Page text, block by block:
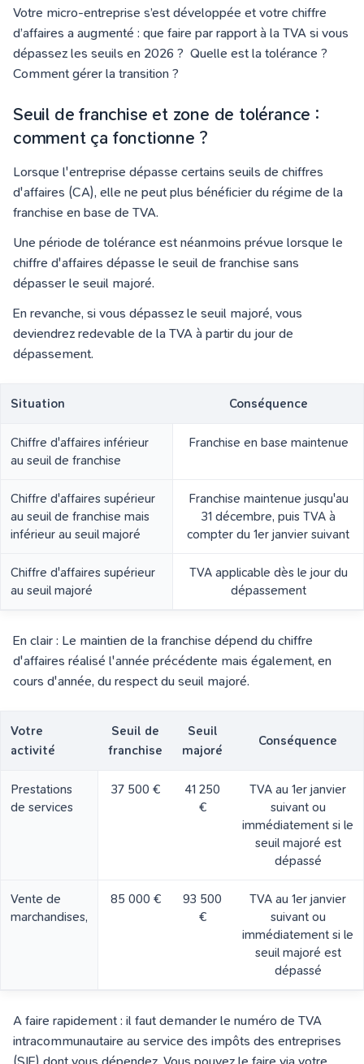
Votre micro-entreprise s’est développée et votre chiffre
d’affaires a augmenté : que faire par rapport à la TVA si vous
dépassez les seuils en 2026 ? Quelle est la tolérance ?
Comment gérer la transition ?
Seuil de franchise et zone de tolérance :
comment ça fonctionne ?
Lorsque l'entreprise dépasse certains seuils de chiffres
d'affaires (CA), elle ne peut plus bénéficier du régime de la
franchise en base de TVA.
Une période de tolérance est néanmoins prévue lorsque le
chiffre d'affaires dépasse le seuil de franchise sans
dépasser le seuil majoré.
En revanche, si vous dépassez le seuil majoré, vous
deviendrez redevable de la TVA à partir du jour de
dépassement.
Situation Conséquence
Chiffre d'affaires inférieur
au seuil de franchise
Franchise en base maintenue
Chiffre d'affaires supérieur
au seuil de franchise mais
inférieur au seuil majoré
Franchise maintenue jusqu'au
31 décembre, puis TVA à
compter du 1er janvier suivant
Chiffre d'affaires supérieur
au seuil majoré
TVA applicable dès le jour du
dépassement
En clair : Le maintien de la franchise dépend du chiffre
d'affaires réalisé l'année précédente mais également, en
cours d'année, du respect du seuil majoré.
Votre
activité
Seuil de
franchise
Seuil
majoré
Conséquence
Prestations
de services
37 500 €
41 250
€
TVA au 1er janvier
suivant ou
immédiatement si le
seuil majoré est
dépassé
Vente de
marchandises,
85 000 €
93 500
€
TVA au 1er janvier
suivant ou
immédiatement si le
seuil majoré est
dépassé
A faire rapidement : il faut demander le numéro de TVA
intracommunautaire au service des impôts des entreprises
(SIE) dont vous dépendez. Vous pouvez le faire via votre